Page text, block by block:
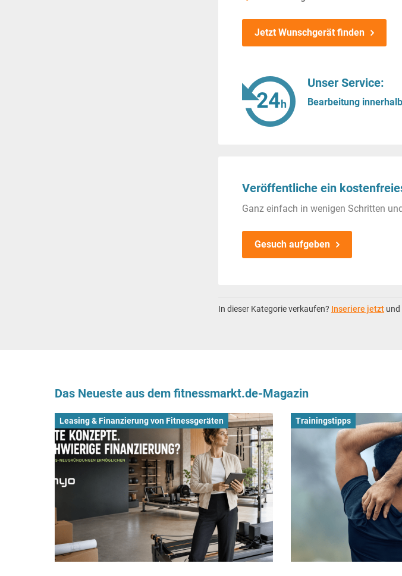
Jetzt Wunschgerät finden
Unser Service:
Bearbeitung
Veröffentliche ein
Ganz einfach in wenigen Schritten
Gesuch aufgeben
In dieser Kategorie verkaufen? Inseriere jetzt und
Das Neueste aus dem fitnessmarkt.de-Magazin
Leasing & Finanzierung von Fitnessgeräten Trainingstipps